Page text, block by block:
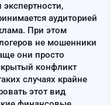
аудиторией
При этом
не мошенники
они просто
конфликт
случаях крайне
этот вид